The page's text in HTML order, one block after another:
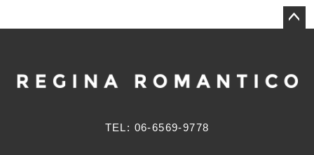
へ
TEL: 06-6569-9778